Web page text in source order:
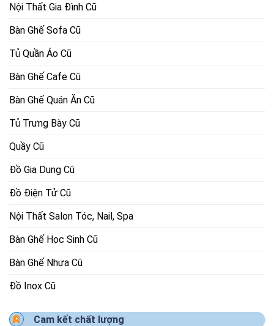
Nội Thất Gia Đình Cũ
Bàn Ghế Sofa Cũ
Tủ Quần Áo Cũ
Bàn Ghế Cafe Cũ
Bàn Ghế Quán Ăn Cũ
Tủ Trưng Bày Cũ
Quầy Cũ
Đồ Gia Dụng Cũ
Đồ Điện Tử Cũ
Nội Thất Salon Tóc, Nail, Spa
Bàn Ghế Học Sinh Cũ
Bàn Ghế Nhựa Cũ
Đồ Inox Cũ
Cam kết chất lượng